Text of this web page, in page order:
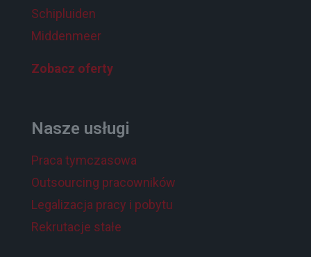
Schipluiden
Middenmeer
Zobacz oferty
Nasze usługi
Praca tymczasowa
Outsourcing pracowników
Legalizacja pracy i pobytu
Rekrutacje stałe